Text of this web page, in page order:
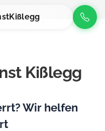
Kißlegg
Kißlegg
Wir helfen